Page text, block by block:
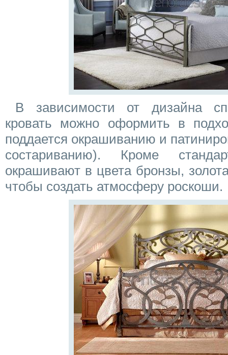
В зависимости от дизайна
кровать можно оформить в
поддается окрашиванию и
состариванию). Кроме
окрашивают в цвета бронзы,
чтобы создать атмосферу роскоши.